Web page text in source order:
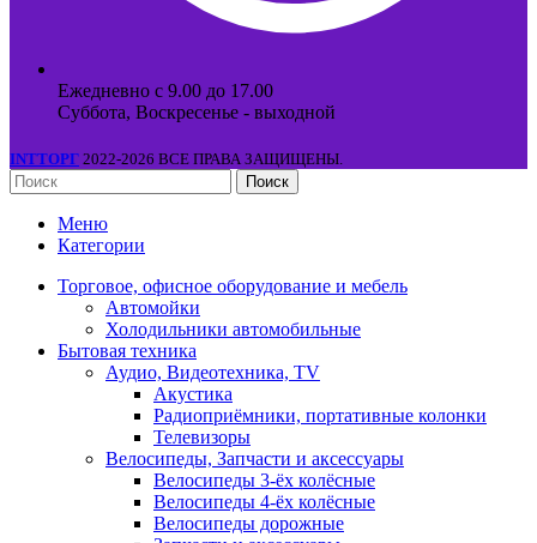
Ежедневно с 9.00 до 17.00
Суббота, Воскресенье - выходной
INTТОРГ 2022-2026 ВСЕ ПРАВА ЗАЩИЩЕНЫ.
Поиск
Меню
Категории
Торговое, офисное оборудование и мебель
Автомойки
Холодильники автомобильные
Бытовая техника
Аудио, Видеотехника, TV
Акустика
Радиоприёмники, портативные колонки
Телевизоры
Велосипеды, Запчасти и аксессуары
Велосипеды 3-ёх колёсные
Велосипеды 4-ёх колёсные
Велосипеды дорожные